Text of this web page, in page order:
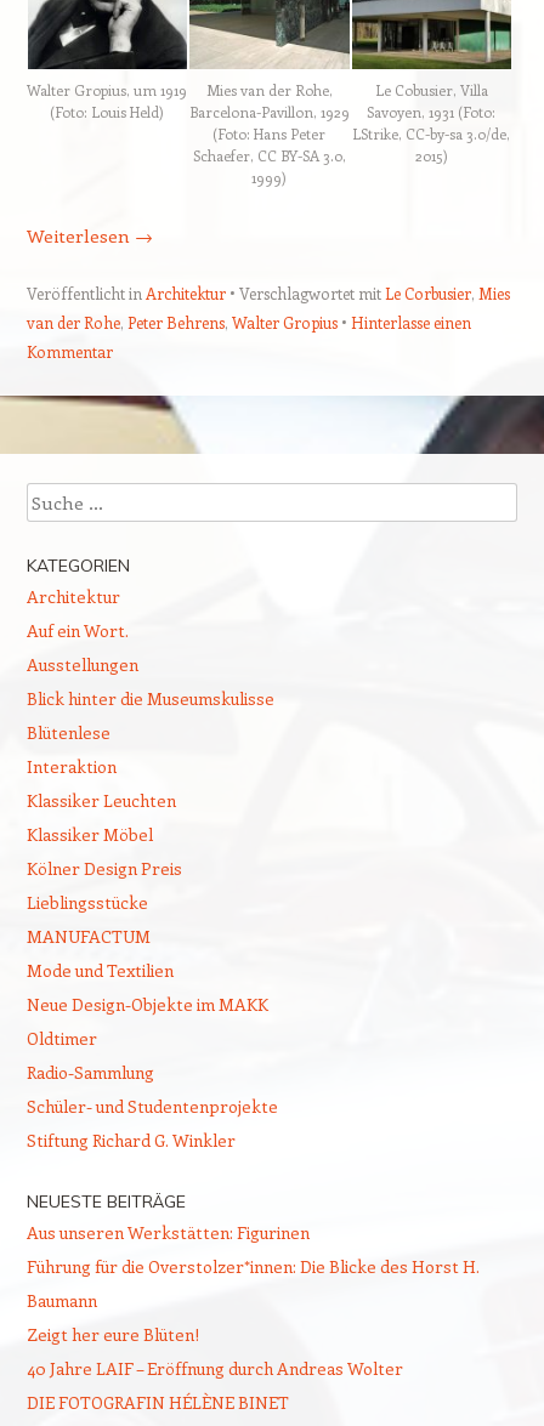
Walter Gropius, um 1919
(Foto: Louis Held)
Mies van der Rohe,
Barcelona-Pavillon, 1929
(Foto: Hans Peter
Schaefer, CC BY-SA 3.0,
1999)
Le Cobusier, Villa
Savoyen, 1931 (Foto:
LStrike, CC-by-sa 3.0/de,
2015)
Weiterlesen →
Veröffentlicht in Architektur Verschlagwortet mitLe Corbusier, Mies
van der Rohe, Peter Behrens, Walter Gropius
Hinterlasse einen
Kommentar
Suchen
KATEGORIEN
Architektur
Auf ein Wort.
Ausstellungen
Blick hinter die Museumskulisse
Blütenlese
Interaktion
Klassiker Leuchten
Klassiker Möbel
Kölner Design Preis
Lieblingsstücke
MANUFACTUM
Mode und Textilien
Neue Design-Objekte im MAKK
Oldtimer
Radio-Sammlung
Schüler- und Studentenprojekte
Stiftung Richard G. Winkler
NEUESTE BEITRÄGE
Aus unseren Werkstätten: Figurinen
Führung für die Overstolzer*innen: Die Blicke des Horst H.
Baumann
Zeigt her eure Blüten!
40 Jahre LAIF – Eröffnung durch Andreas Wolter
DIE FOTOGRAFIN HÉLÈNE BINET